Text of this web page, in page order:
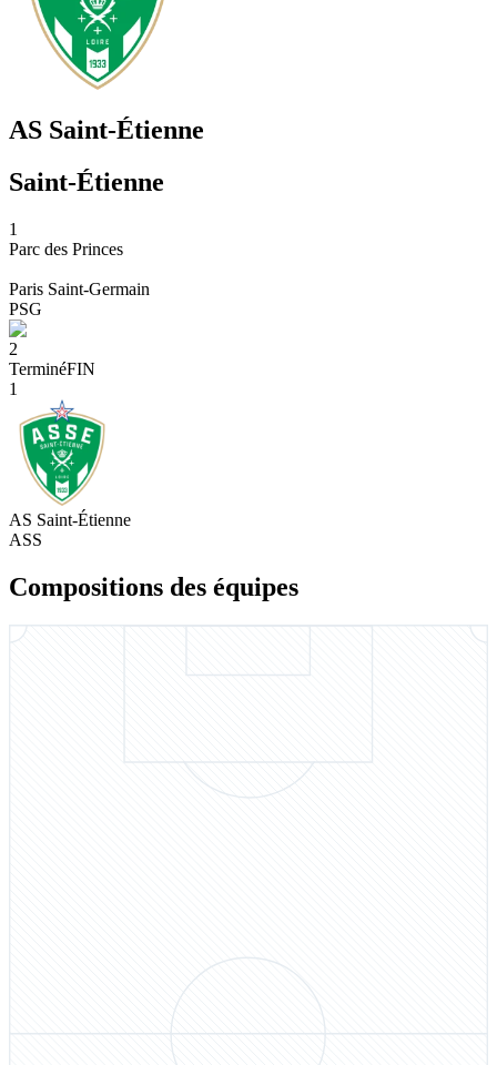
AS Saint-Étienne
Saint-Étienne
1
Parc des Princes
Paris Saint-Germain
PSG
2
TerminéFIN
1
AS Saint-Étienne
ASS
Compositions des équipes